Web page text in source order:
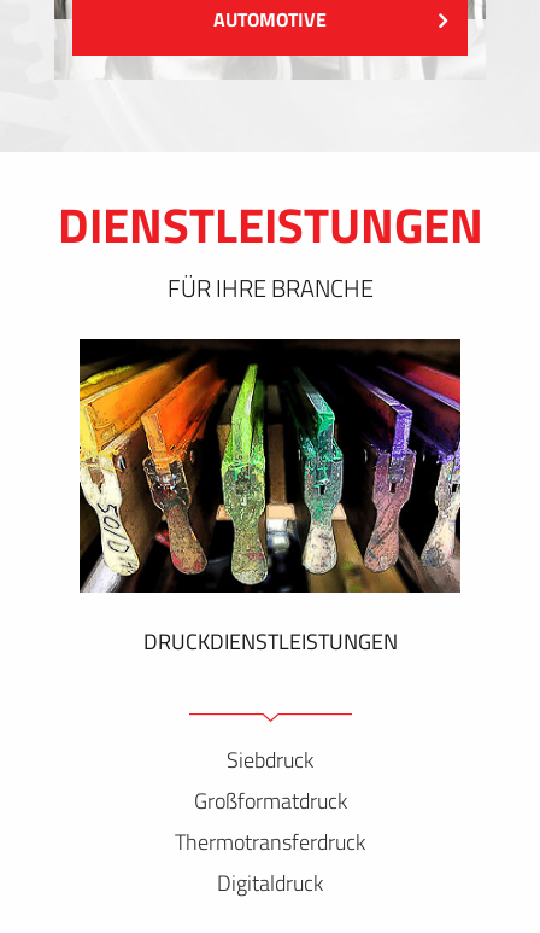
AUTOMOTIVE
DIENSTLEISTUNGEN
FÜR IHRE BRANCHE
DRUCKDIENSTLEISTUNGEN
Siebdruck
Großformatdruck
Thermotransferdruck
Digitaldruck